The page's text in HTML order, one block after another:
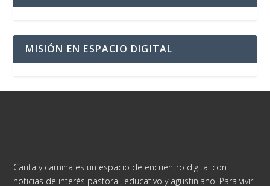
MISIÓN EN ESPACIO DIGITAL
Canta y camina es un espacio de encuentro digital con
noticias de interés pastoral, educativo y agustiniano. Para vivir